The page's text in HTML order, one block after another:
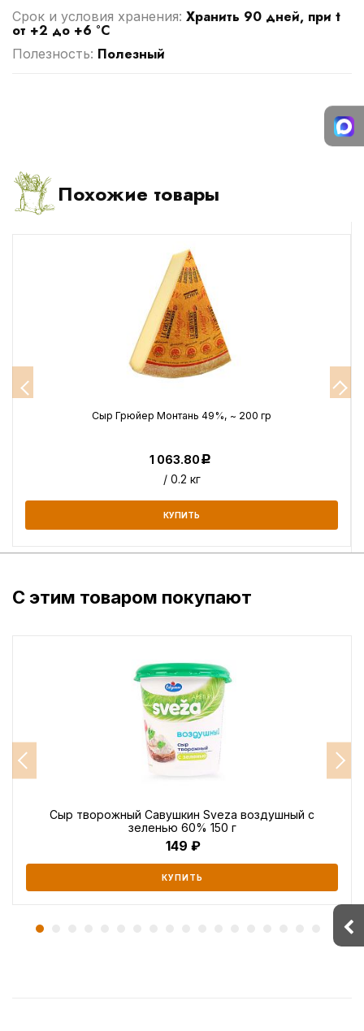
Срок и условия хранения: Хранить 90 дней, при t
от +2 до +6 °C
Полезность: Полезный
Похожие товары
Сыр Грюйер Монтань 49%, ~ 200 гр
1 063.80Р
/ 0.2 кг
КУПИТЬ
С этим товаром покупают
Сыр творожный Савушкин Sveza воздушный с
зеленью 60% 150 г
149
КУПИТЬ